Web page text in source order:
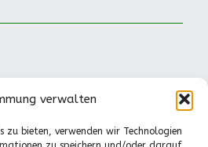
verwalten
zu bieten, verwenden wir Technologien